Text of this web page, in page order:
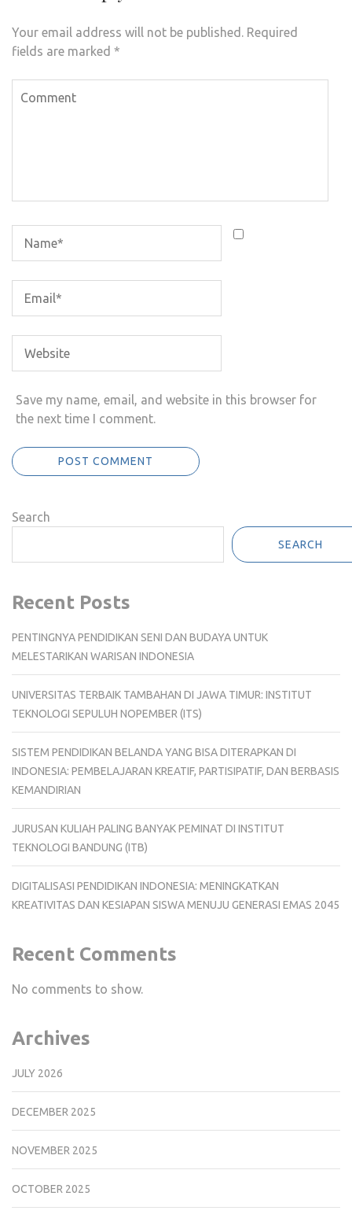
Your email address will not be published. Required
fields are marked *
Save my name, email, and website in this browser for
the next time I comment.
Search
SEARCH
Recent Posts
PENTINGNYA PENDIDIKAN SENI DAN BUDAYA UNTUK
MELESTARIKAN WARISAN INDONESIA
UNIVERSITAS TERBAIK TAMBAHAN DI JAWA TIMUR: INSTITUT
TEKNOLOGI SEPULUH NOPEMBER (ITS)
SISTEM PENDIDIKAN BELANDA YANG BISA DITERAPKAN DI
INDONESIA: PEMBELAJARAN KREATIF, PARTISIPATIF, DAN BERBASIS
KEMANDIRIAN
JURUSAN KULIAH PALING BANYAK PEMINAT DI INSTITUT
TEKNOLOGI BANDUNG (ITB)
DIGITALISASI PENDIDIKAN INDONESIA: MENINGKATKAN
KREATIVITAS DAN KESIAPAN SISWA MENUJU GENERASI EMAS 2045
Recent Comments
No comments to show.
Archives
JULY 2026
DECEMBER 2025
NOVEMBER 2025
OCTOBER 2025